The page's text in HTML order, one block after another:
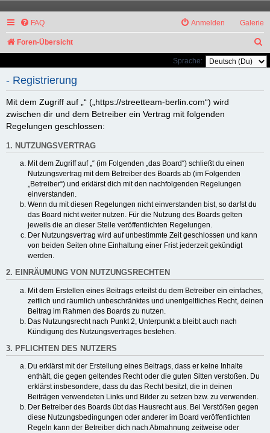
Galerie
FAQ Anmelden
Foren-Übersicht
u
h
Sprache:
- Registrierung
Mit dem Zugriff auf „“ („https://streetteam-berlin.com“) wird
zwischen dir und dem Betreiber ein Vertrag mit folgenden
Regelungen geschlossen:
1. NUTZUNGSVERTRAG
Mit dem Zugriff auf „“ (im Folgenden „das Board“) schließt du einen
Nutzungsvertrag mit dem Betreiber des Boards ab (im Folgenden
„Betreiber“) und erklärst dich mit den nachfolgenden Regelungen
einverstanden.
Wenn du mit diesen Regelungen nicht einverstanden bist, so darfst du
das Board nicht weiter nutzen. Für die Nutzung des Boards gelten
jeweils die an dieser Stelle veröffentlichten Regelungen.
Der Nutzungsvertrag wird auf unbestimmte Zeit geschlossen und kann
von beiden Seiten ohne Einhaltung einer Frist jederzeit gekündigt
werden.
2. EINRÄUMUNG VON NUTZUNGSRECHTEN
Mit dem Erstellen eines Beitrags erteilst du dem Betreiber ein einfaches,
zeitlich und räumlich unbeschränktes und unentgeltliches Recht, deinen
Beitrag im Rahmen des Boards zu nutzen.
Das Nutzungsrecht nach Punkt 2, Unterpunkt a bleibt auch nach
Kündigung des Nutzungsvertrages bestehen.
3. PFLICHTEN DES NUTZERS
Du erklärst mit der Erstellung eines Beitrags, dass er keine Inhalte
enthält, die gegen geltendes Recht oder die guten Sitten verstoßen. Du
erklärst insbesondere, dass du das Recht besitzt, die in deinen
Beiträgen verwendeten Links und Bilder zu setzen bzw. zu verwenden.
Der Betreiber des Boards übt das Hausrecht aus. Bei Verstößen gegen
diese Nutzungsbedingungen oder anderer im Board veröffentlichten
Regeln kann der Betreiber dich nach Abmahnung zeitweise oder